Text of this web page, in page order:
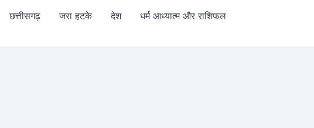
छत्तीसगढ़ जरा हटके देश
धर्म आध्यात्म और राशिफल